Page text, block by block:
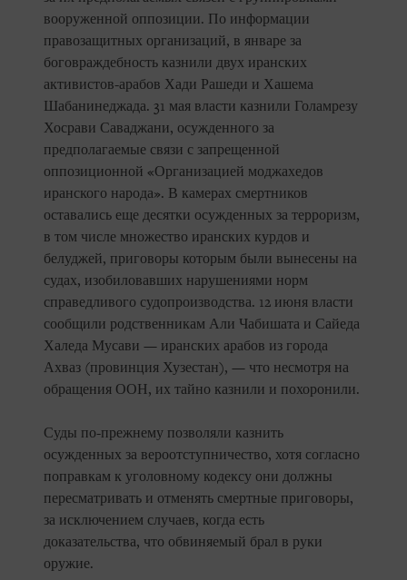
вооруженной оппозиции. По информации
правозащитных организаций, в январе за
боговраждебность казнили двух иранских
активистов-арабов Хади Рашеди и Хашема
Шабанинеджада. 31 мая власти казнили Голамрезу
Хосрави Саваджани, осужденного за
предполагаемые связи с запрещенной
оппозиционной «Организацией моджахедов
иранского народа». В камерах смертников
оставались еще десятки осужденных за терроризм,
в том числе множество иранских курдов и
белуджей, приговоры которым были вынесены на
судах, изобиловавших нарушениями норм
справедливого судопроизводства. 12 июня власти
сообщили родственникам Али Чабишата и Сайеда
Халеда Мусави — иранских арабов из города
Ахваз (провинция Хузестан), — что несмотря на
обращения ООН, их тайно казнили и похоронили.
Суды по-прежнему позволяли казнить
осужденных за вероотступничество, хотя согласно
поправкам к уголовному кодексу они должны
пересматривать и отменять смертные приговоры,
за исключением случаев, когда есть
доказательства, что обвиняемый брал в руки
оружие.